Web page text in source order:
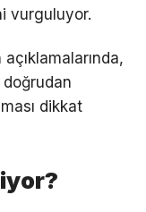
vurguluyor.
dikkat